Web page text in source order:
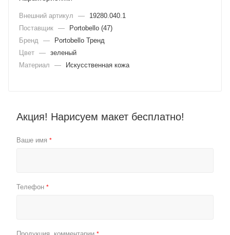
Внешний артикул —
19280.040.1
Поставщик —
Portobello (47)
Бренд
—
Portobello Тренд
Цвет — зеленый
Материал
— Искусственная кожа
Акция! Нарисуем макет бесплатно!
Ваше имя *
Телефон *